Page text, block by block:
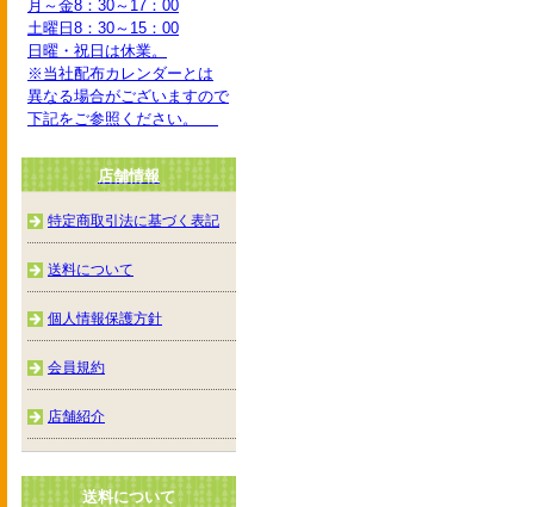
月～金8：30～17：00
土曜日8：30～15：00
日曜・祝日は休業。
※当社配布カレンダーとは
異なる場合がございますので
下記をご参照ください。
店舗情報
特定商取引法に基づく表記
送料について
個人情報保護方針
会員規約
店舗紹介
送料について